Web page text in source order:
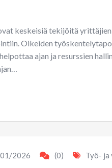
keskeisiä tekijöitä
Oikeiden
ajan ja resurssien
2026 (0) Työ- ja